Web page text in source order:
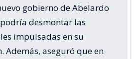
gobierno de Abelardo
desmontar las
impulsadas en su
Además, aseguró que en